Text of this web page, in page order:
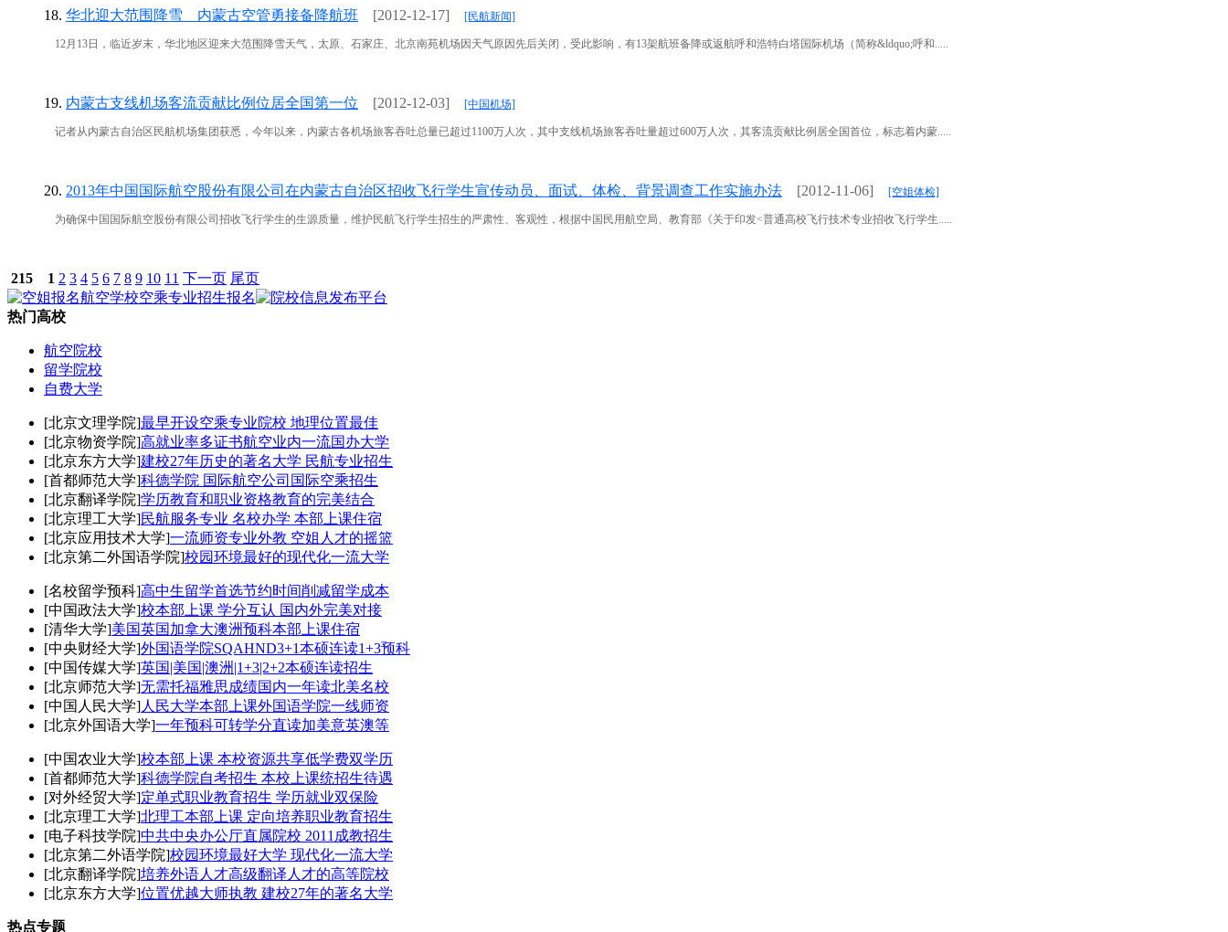
18. 华北迎大范围降雪 内蒙古空管勇接备降航班 [2012-12-17] [民航新闻]
12月13日，临近岁末，华北地区迎来大范围降雪天气，太原、石家庄、北京南苑机场因天气原因先后关闭，受此影响，有13架航班备降或返航呼和浩特白塔国际机场（简称&ldquo;呼和.....
19. 内蒙古支线机场客流贡献比例位居全国第一位 [2012-12-03] [中国机场]
记者从内蒙古自治区民航机场集团获悉，今年以来，内蒙古各机场旅客吞吐总量已超过1100万人次，其中支线机场旅客吞吐量超过600万人次，其客流贡献比例居全国首位，标志着内蒙.....
20. 2013年中国国际航空股份有限公司在内蒙古自治区招收飞行学生宣传动员、面试、体检、背景调查工作实施办法 [2012-11-06] [空姐体检]
为确保中国国际航空股份有限公司招收飞行学生的生源质量，维护民航飞行学生招生的严肃性、客观性，根据中国民用航空局、教育部《关于印发<普通高校飞行技术专业招收飞行学生.....
215 1 2 3 4 5 6 7 8 9 10 11 下一页 尾页
热门高校
航空院校
留学院校
自费大学
[北京文理学院]最早开设空乘专业院校 地理位置最佳
[北京物资学院]高就业率多证书航空业内一流国办大学
[北京东方大学]建校27年历史的著名大学 民航专业招生
[首都师范大学]科德学院 国际航空公司国际空乘招生
[北京翻译学院]学历教育和职业资格教育的完美结合
[北京理工大学]民航服务专业 名校办学 本部上课住宿
[北京应用技术大学]一流师资专业外教 空姐人才的摇篮
[北京第二外国语学院]校园环境最好的现代化一流大学
[名校留学预科]高中生留学首选节约时间削减留学成本
[中国政法大学]校本部上课 学分互认 国内外完美对接
[清华大学]美国英国加拿大澳洲预科本部上课住宿
[中央财经大学]外国语学院SQAHND3+1本硕连读1+3预科
[中国传媒大学]英国|美国|澳洲|1+3|2+2本硕连读招生
[北京师范大学]无需托福雅思成绩国内一年读北美名校
[中国人民大学]人民大学本部上课外国语学院一线师资
[北京外国语大学]一年预科可转学分直读加美意英澳等
[中国农业大学]校本部上课 本校资源共享低学费双学历
[首都师范大学]科德学院自考招生 本校上课统招生待遇
[对外经贸大学]定单式职业教育招生 学历就业双保险
[北京理工大学]北理工本部上课 定向培养职业教育招生
[电子科技学院]中共中央办公厅直属院校 2011成教招生
[北京第二外语学院]校园环境最好大学 现代化一流大学
[北京翻译学院]培养外语人才高级翻译人才的高等院校
[北京东方大学]位置优越大师执教 建校27年的著名大学
热点专题